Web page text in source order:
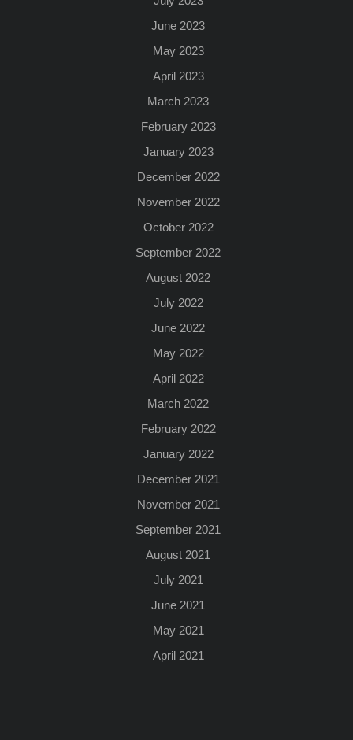
June 2023
May 2023
April 2023
March 2023
February 2023
January 2023
December 2022
November 2022
October 2022
September 2022
August 2022
July 2022
June 2022
May 2022
April 2022
March 2022
February 2022
January 2022
December 2021
November 2021
September 2021
August 2021
July 2021
June 2021
May 2021
April 2021